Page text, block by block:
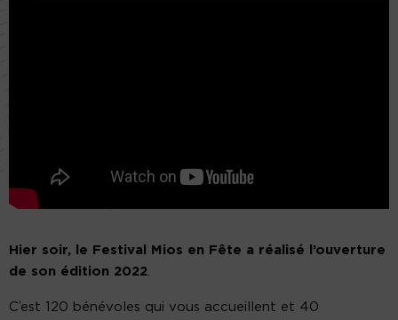
Hier soir, le Festival Mios en Fête a réalisé l’ouverture
de son édition 2022
C’est 120 bénévoles qui vous accueillent et 40